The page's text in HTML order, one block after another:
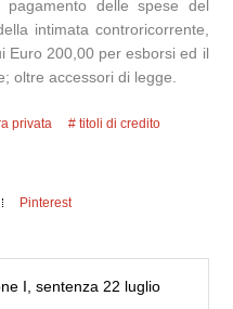
delle spese del
intimata controricorrente,
Euro 200,00 per esborsi ed il
oltre accessori di legge.
privata titoli di credito
Pinterest
I, sentenza 22 luglio